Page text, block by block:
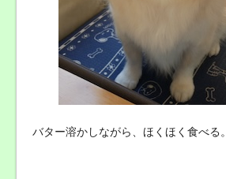
バター溶かしながら、ほくほく食べる。